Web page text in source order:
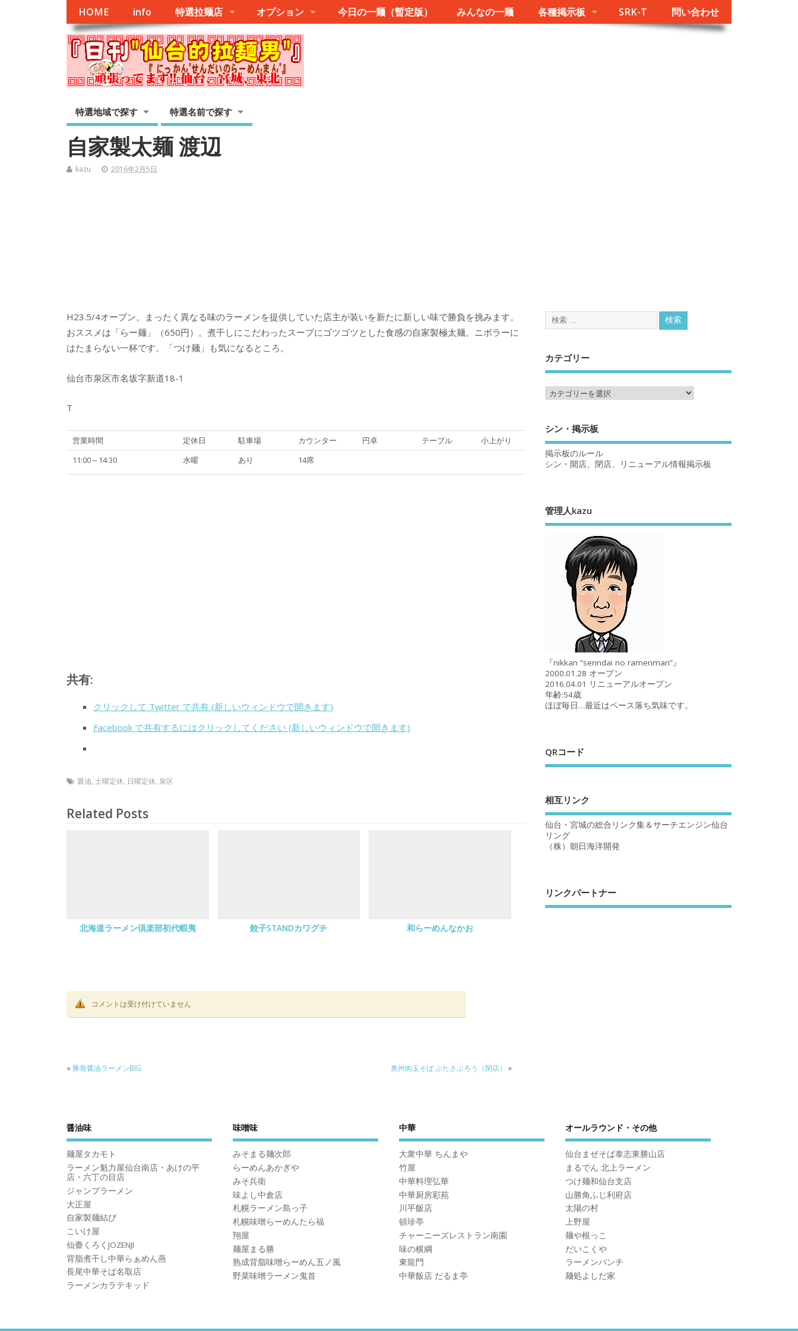
HOME info 特選拉麺店 オプション 今日の一麺（暫定版） みんなの一麺 各種掲示板 SRK-T 問い合わせ
特選地域で探す 特選名前で探す
自家製太麺 渡辺
kazu 2016年2月5日
H23.5/4オープン。まったく異なる味のラーメンを提供していた店主が装いを新たに新しい味で勝負を挑みます。
おススメは「らー麺」（650円）。煮干しにこだわったスープにゴツゴツとした食感の自家製極太麺。ニボラーに
はたまらない一杯です。「つけ麺」も気になるところ。
仙台市泉区市名坂字新道18-1
T
営業時間 定休日 駐車場 カウンター 円卓 テーブル
小上がり
11:00～14:30
水曜 あり 14席
共有:
クリックして Twitter で共有 (新しいウィンドウで開きます)
Facebook で共有するにはクリックしてください (新しいウィンドウで開きます)
醤油, 土曜定休, 日曜定休, 泉区
Related Posts
北海道ラーメン倶楽部初代蝦夷 餃子STANDカワグチ 和らーめんなかお
コメントは受け付けていません
« 豚骨醤油ラーメンBIG 奥州肉玉そば ぶたさぶろう（閉店） »
カテゴリー
シン・掲示板
掲示板のルール
シン・開店、閉店、リニューアル情報掲示板
管理人kazu
『nikkan “senndai no ramenman”』
2000.01.28 オープン
2016.04.01 リニューアルオープン
年齢:54歳
ほぼ毎日…最近はペース落ち気味です。
QRコード
相互リンク
仙台・宮城の総合リンク集＆サーチエンジン仙台
リング
（株）朝日海洋開発
リンクパートナー
醤油味
麺屋タカモト
ラーメン魁力屋仙台南店・あけの平
店・六丁の目店
ジャンプラーメン
大正屋
自家製麺結び
こいけ屋
仙臺くろくJOZENJI
背脂煮干し中華らぁめん燕
長尾中華そば名取店
ラーメンカラテキッド
味噌味
みそまる麺次郎
らーめんあかぎや
みそ兵衛
味よし中倉店
札幌ラーメン島っ子
札幌味噌らーめんたら福
翔屋
麺屋まる勝
熟成背脂味噌らーめん五ノ風
野菜味噌ラーメン鬼首
中華
大衆中華 ちんまや
竹屋
中華料理弘華
中華厨房彩苑
川平飯店
頓珍亭
チャーニーズレストラン南園
味の横綱
東龍門
中華飯店 だるま亭
オールラウンド・その他
仙台まぜそば泰志東勝山店
まるでん 北上ラーメン
つけ麺和仙台支店
山勝角ふじ利府店
太陽の村
上野屋
麺や根っこ
だいこくや
ラーメンパンチ
麺処よしだ家